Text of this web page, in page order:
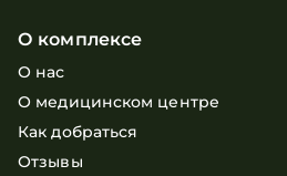
О комплексе
О нас
О медицинском центре
Как добраться
Отзывы